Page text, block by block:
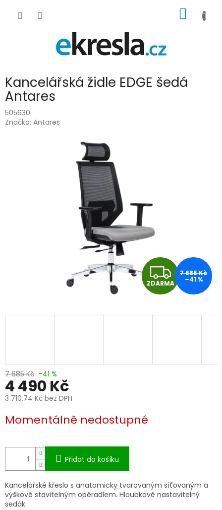
KOŠÍK
Kancelářská židle EDGE šedá
Antares
505630
Značka: Antares
Z
D
A
ZDARMA
7 685 Kč
–41 %
7 685 Kč –41 %
4 490 Kč
3 710,74 Kč bez DPH
cena:
Momentálně nedostupné
Přidat do košíku
Kancelářské křeslo s anatomicky tvarovaným síťovaným a
výškově stavitelným opěradlem. Hloubkově nastavitelný
sedák.